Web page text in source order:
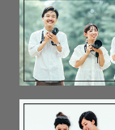
・日程が×や△に
撮影可能な日も
ら、メールや
◡̉̈
・新潟/山形県/
通費を頂ければ